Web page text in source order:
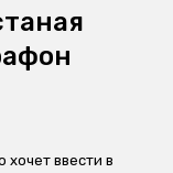
хочет ввести в